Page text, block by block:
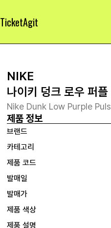
TicketAgit
NIKE
나이키 덩크 로우 퍼
Nike Dunk Low Purple
제품 정보
브랜드
카테고리
제품 코드
발매일
발매가
제품 색상
제품 설명